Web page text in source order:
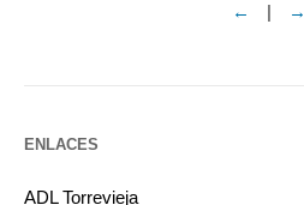
← | →
ENLACES
ADL Torrevieja